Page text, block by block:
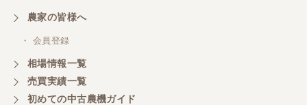
ありがとうございました。これからもよろしくお願
いします。
農家の皆様へ
・ 会員登録
相場情報一覧
売買実績一覧
初めての中古農機ガイド